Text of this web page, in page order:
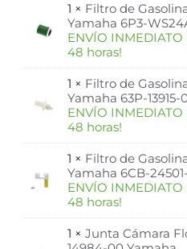
1 × Filtro de
Yamaha 6P3-
ENVÍO INMEDIATO
48 horas!
1 × Filtro de
Yamaha 63P-13915-
ENVÍO INMEDIATO
48 horas!
1 × Filtro de
Yamaha 6CB-
ENVÍO INMEDIATO
48 horas!
1 × Junta Cámara